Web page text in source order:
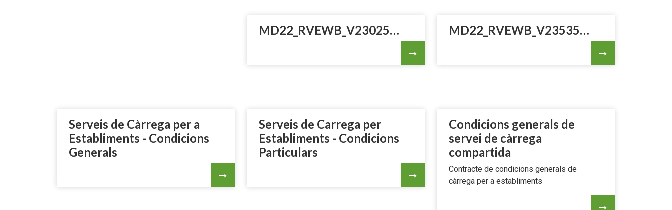
MD22_RVEWB_V23025_ES.pdf MD22_RVEWB_V23535_ES.pdf
Serveis de Càrrega per a
Establiments - Condicions
Generals
Serveis de Carrega per
Establiments - Condicions
Particulars
Condicions generals de
servei de càrrega
compartida
Contracte de condicions generals de
càrrega per a establiments